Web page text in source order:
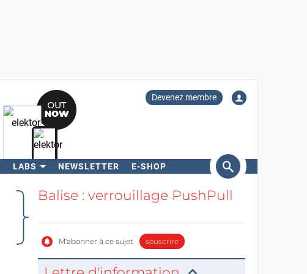
Devenez membre
LABS NEWSLETTER E-SHOP
RechercherBalise : verrouillage PushPull
M'abonner à ce sujet souscrire